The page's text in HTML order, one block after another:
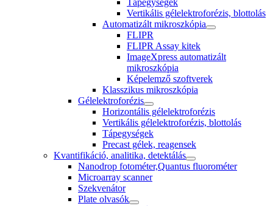
Vertikális gélelektroforézis, blottolás
Automatizált mikroszkópia
FLIPR
FLIPR Assay kitek
ImageXpress automatizált
mikroszkópia
Képelemző szoftverek
Klasszikus mikroszkópia
Gélelektroforézis
Horizontális gélelektroforézis
Vertikális gélelektroforézis, blottolás
Tápegységek
Precast gélek, reagensek
Kvantifikáció, analitika, detektálás
Nanodrop fotométer,Quantus fluorométer
Microarray scanner
Szekvenátor
Plate olvasók